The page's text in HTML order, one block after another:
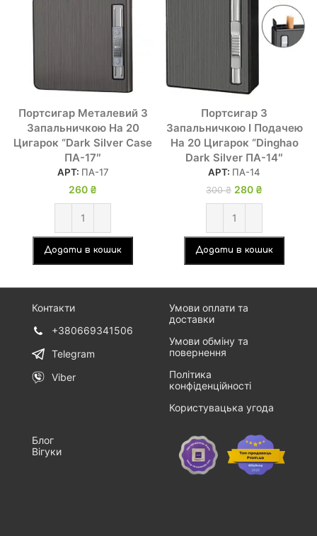
Портсигар Металевий З
Запальничкою На 20
Цигарок “Dark Silver Case
ПА-17″
АРТ: ПА-17
260 ₴
Додати в кошик
Портсигар З
Запальничкою І Подачею
На 20 Цигарок “Dinghao
Dark Silver ПА-14″
АРТ: ПА-14
300₴
Оригінальна
ціна: 300 ₴.
280 ₴
Додати в кошик
Контакти
+380669341506
Telegram
Viber
Умови оплати та
доставки
Умови обміну та
повернення
Політика
конфіденційності
Користувацька угода
Блог
Вігуки